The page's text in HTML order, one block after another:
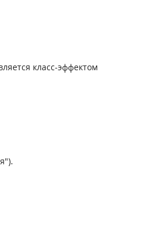
класс-эффектом